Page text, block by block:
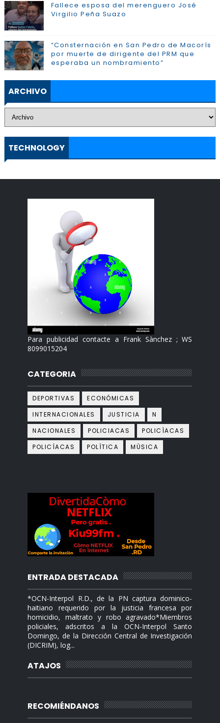
Fallece esposa del merenguero José
Virgilio Peña Suazo
“Consternación en San Pedro de Macorís
por muerte de dirigente del PRM que
esperaba un nombramiento”
ARCHIVO
TECHNOLOGY
Para publicidad contacte a Frank Sànchez ; WS
8099015204
CATEGORIA
DEPORTIVAS
ECONÓMICAS
INTERNACIONALES
JUSTICIA
N
NACIONALES
POLICIACAS
POLICÌACAS
POLICÍACAS
POLÍTICA MÙSICA
ENTRADA DESTACADA
*OCN-Interpol R.D., de la PN captura dominico-
haitiano requerido por la justicia francesa por
homicidio, maltrato y robo agravado*Miembros
policiales, adscritos a la OCN-Interpol Santo
Domingo, de la Dirección Central de Investigación
(DICRIM), log...
ATAJOS
RECOMIÉNDANOS